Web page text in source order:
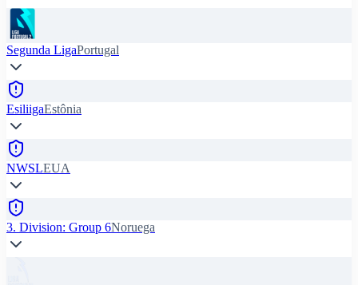
Segunda LigaPortugal
EsiliigaEstônia
NWSLEUA
3. Division: Group 6Noruega